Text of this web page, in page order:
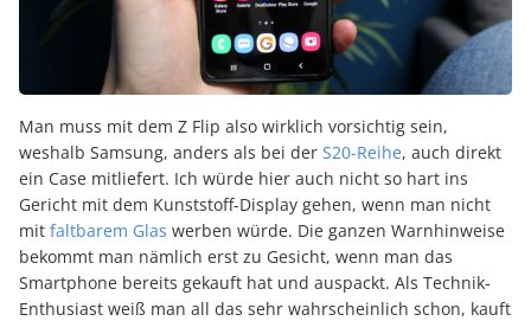
Man muss mit dem Z Flip also wirklich vorsichtig sein,
weshalb Samsung, anders als bei der S20-Reihe, auch direkt
ein Case mitliefert. Ich würde hier auch nicht so hart ins
Gericht mit dem Kunststoff-Display gehen, wenn man nicht
mit faltbarem Glas werben würde. Die ganzen Warnhinweise
bekommt man nämlich erst zu Gesicht, wenn man das
Smartphone bereits gekauft hat und auspackt. Als Technik-
Enthusiast weiß man all das sehr wahrscheinlich schon, kauft